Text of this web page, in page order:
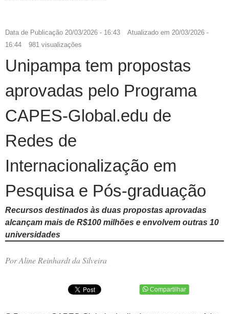
Data de Publicação 20/03/2026 - 16:43 Atualizado em 20/03/2026 -
16:44
981 visualizações
Unipampa tem propostas
aprovadas pelo Programa
CAPES-Global.edu de
Redes de
Internacionalização em
Pesquisa e Pós-graduação
Recursos destinados às duas propostas aprovadas
alcançam mais de R$100 milhões e envolvem outras 10
universidades
Por Aline Reinhardt da Silveira
Compartilhar